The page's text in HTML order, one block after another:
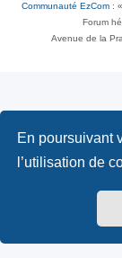
En poursuivant
l’utilisation de
Communauté EzCom :
Forum
Avenue de la